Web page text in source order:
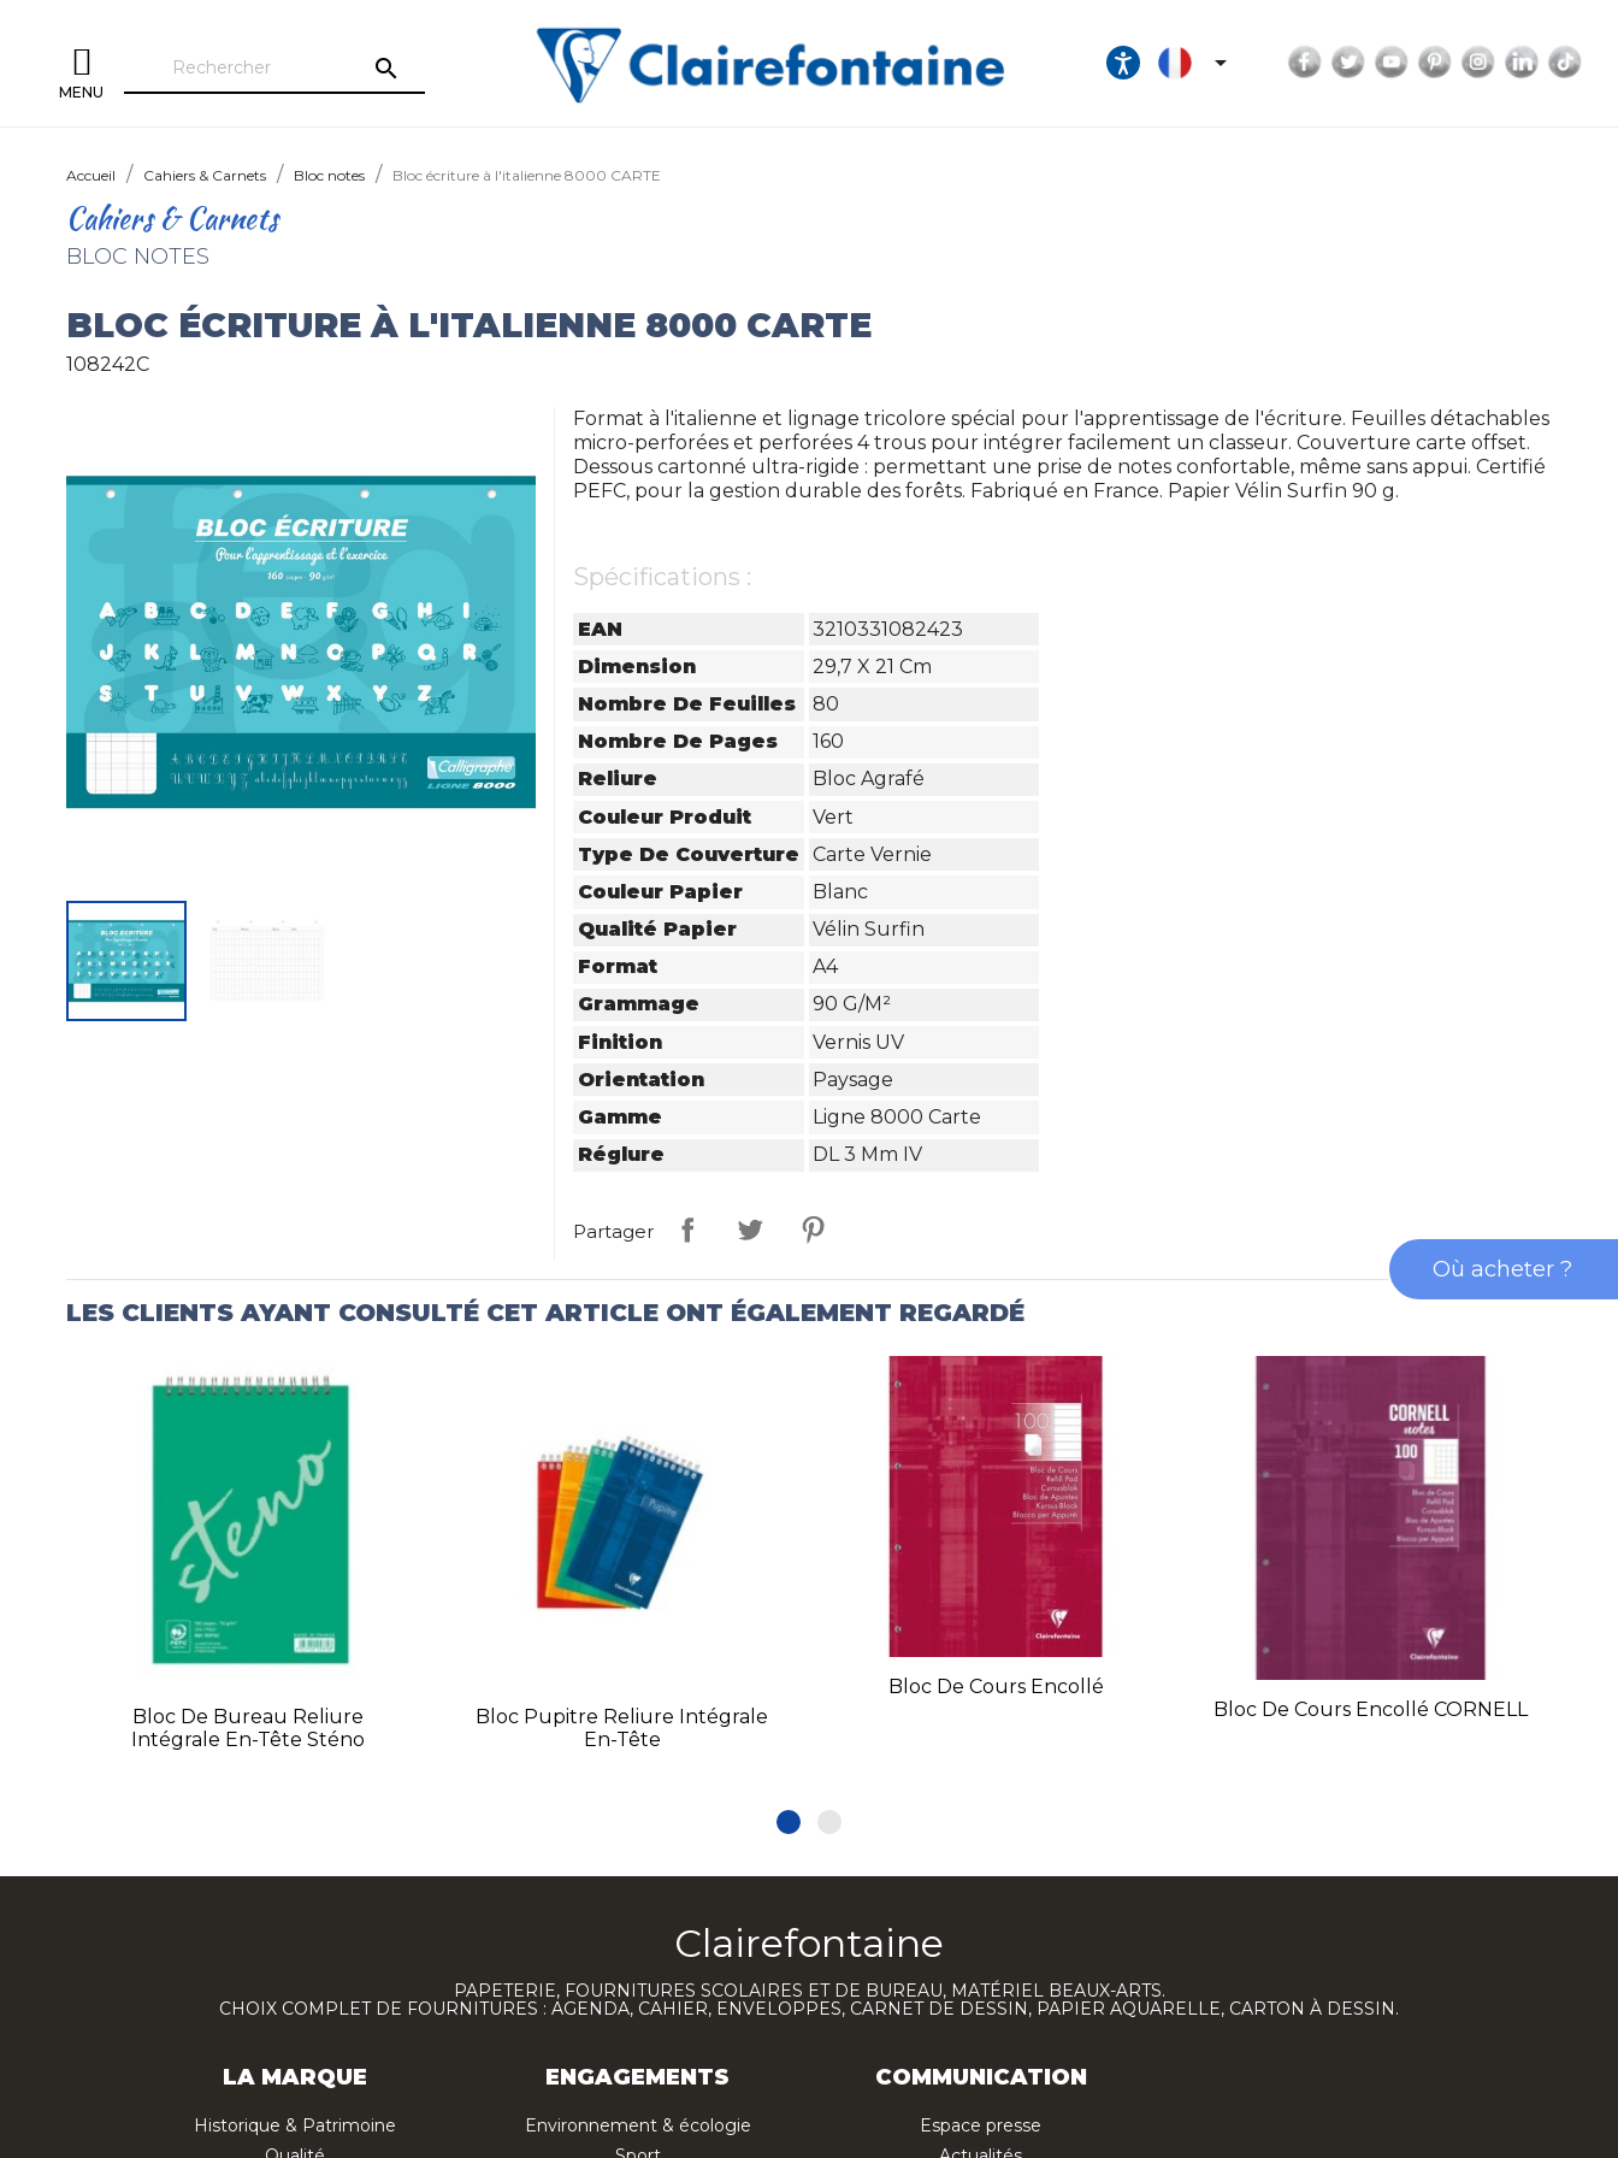
MENU
search  Facebook
TwitterYouTubePinterestInstagram
Accueil Cahiers & Carnets Bloc notes Bloc écriture à l'italienne 8000 CARTE
Cahiers & Carnets
BLOC NOTES
BLOC ÉCRITURE À L'ITALIENNE 8000 CARTE
108242C
Format à l'italienne et lignage tricolore spécial pour l'apprentissage de l'écriture. Feuilles détachables
micro-perforées et perforées 4 trous pour intégrer facilement un classeur. Couverture carte offset.
Dessous cartonné ultra-rigide : permettant une prise de notes confortable, même sans appui. Certifié
PEFC, pour la gestion durable des forêts. Fabriqué en France. Papier Vélin Surfin 90 g.
Spécifications :
EAN
3210331082423
Dimension
29,7 X 21 Cm
Nombre De Feuilles
80
Nombre De Pages
160
Reliure
Bloc Agrafé
Couleur Produit
Vert
Type De Couverture
Carte Vernie
Couleur Papier
Blanc
Qualité Papier
Vélin Surfin
Format
A4
Grammage
90 G/m²
Finition
Vernis UV
Orientation
Paysage
Gamme
Ligne 8000 Carte
Réglure
DL 3 Mm IV
Partager
LES CLIENTS AYANT CONSULTÉ CET ARTICLE ONT ÉGALEMENT REGARDÉ
Bloc De Bureau Reliure
Intégrale En-Tête Sténo
Bloc Pupitre Reliure Intégrale
En-Tête
Bloc De Cours Encollé
Bloc De Cours Encollé CORNELL
Clairefontaine
PAPETERIE, FOURNITURES SCOLAIRES ET DE BUREAU, MATÉRIEL BEAUX-ARTS.
CHOIX COMPLET DE FOURNITURES : AGENDA, CAHIER, ENVELOPPES, CARNET DE DESSIN, PAPIER AQUARELLE, CARTON À DESSIN.
LA MARQUE
Historique & Patrimoine
ENGAGEMENTS
Environnement & écologie
COMMUNICATION
Espace presse
Où acheter ?